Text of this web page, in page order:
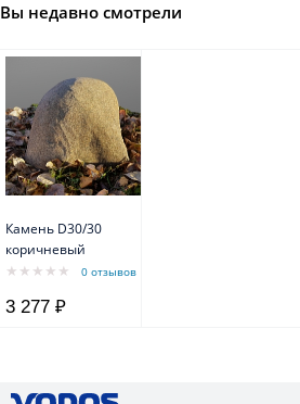
Вы недавно смотрели
Камень D30/30
коричневый
0 отзывов
3 277 ₽